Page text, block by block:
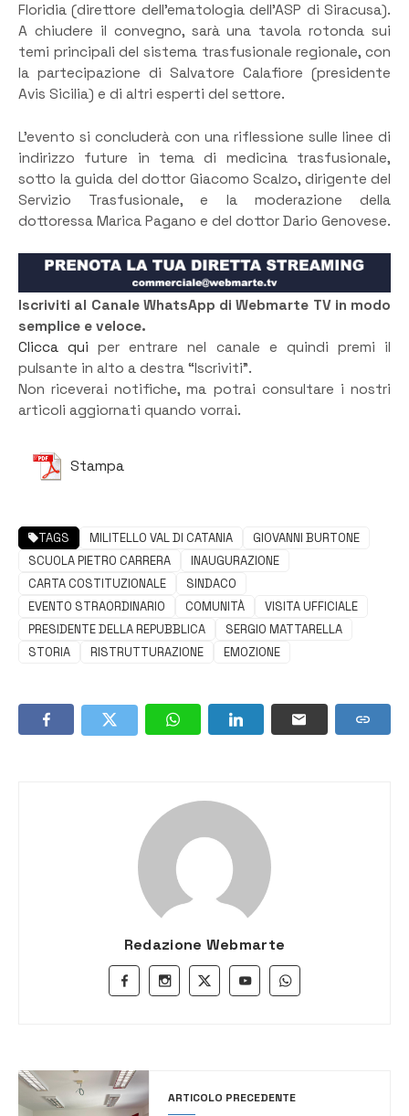
Floridia (direttore dell’ematologia dell’ASP di Siracusa).
A chiudere il convegno, sarà una tavola rotonda sui
temi principali del sistema trasfusionale regionale, con
la partecipazione di Salvatore Calafiore (presidente
Avis Sicilia) e di altri esperti del settore.
L’evento si concluderà con una riflessione sulle linee di
indirizzo future in tema di medicina trasfusionale,
sotto la guida del dottor Giacomo Scalzo, dirigente del
Servizio Trasfusionale, e la moderazione della
dottoressa Marica Pagano e del dottor Dario Genovese.
Iscriviti al Canale WhatsApp di Webmarte TV in modo
semplice e veloce.
Clicca qui per entrare nel canale e quindi premi il
pulsante in alto a destra “Iscriviti”.
Non riceverai notifiche, ma potrai consultare i nostri
articoli aggiornati quando vorrai.
Stampa
TAGS MILITELLO VAL DI CATANIA
GIOVANNI BURTONE
SCUOLA PIETRO CARRERA
INAUGURAZIONE
CARTA COSTITUZIONALE
SINDACO
EVENTO STRAORDINARIO
COMUNITÀ
VISITA UFFICIALE
PRESIDENTE DELLA REPUBBLICA
SERGIO MATTARELLA
STORIA
RISTRUTTURAZIONE EMOZIONE
Redazione Webmarte
ARTICOLO PRECEDENTE